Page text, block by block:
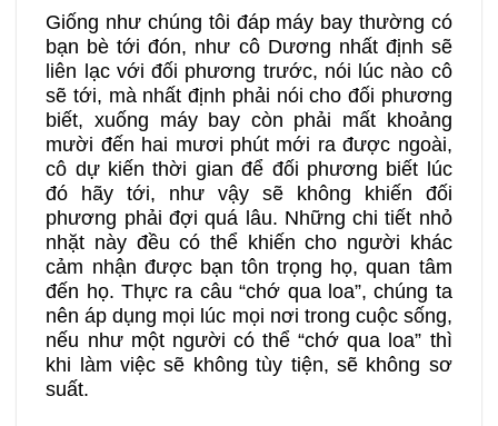
Giống như chúng tôi đáp máy bay thường có
bạn bè tới đón, như cô Dương nhất định sẽ
liên lạc với đối phương trước, nói lúc nào cô
sẽ tới, mà nhất định phải nói cho đối phương
biết, xuống máy bay còn phải mất khoảng
mười đến hai mươi phút mới ra được ngoài,
cô dự kiến thời gian để đối phương biết lúc
đó hãy tới, như vậy sẽ không khiến đối
phương phải đợi quá lâu. Những chi tiết nhỏ
nhặt này đều có thể khiến cho người khác
cảm nhận được bạn tôn trọng họ, quan tâm
đến họ. Thực ra câu “chớ qua loa”, chúng ta
nên áp dụng mọi lúc mọi nơi trong cuộc sống,
nếu như một người có thể “chớ qua loa” thì
khi làm việc sẽ không tùy tiện, sẽ không sơ
suất.